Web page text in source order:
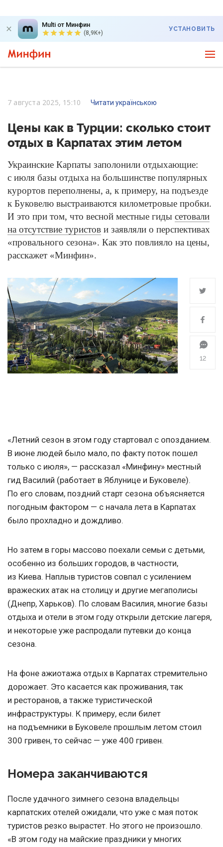
Multi от Минфин
(8,9K+)
УСТАНОВИТЬ
7 августа 2025, 15:10 Читати українською
Цены как в Турции: сколько стоит
отдых в Карпатах этим летом
Украинские Карпаты заполонили отдыхающие:
с июля базы отдыха на большинстве популярных
курортов переполнены, а, к примеру, на подъезде
к Буковелю выстраиваются километровые пробки.
И это при том, что весной местные гиды сетовали
на отсутствие туристов и заявляли о перспективах
«провального сезона». Как это повлияло на цены,
расскажет «Минфин».
12
«Летний сезон в этом году стартовал с опозданием.
В июне людей было мало, по факту поток пошел
только с июля», — рассказал «Минфину» местный
гид Василий (работает в Яблунице и Буковеле).
По его словам, поздний старт сезона объясняется
погодным фактором — с начала лета в Карпатах
было прохладно и дождливо.
Но затем в горы массово поехали семьи с детьми,
особенно из больших городов, в частности,
из Киева. Наплыв туристов совпал с усилением
вражеских атак на столицу и другие мегаполисы
(Днепр, Харьков). По словам Василия, многие базы
отдыха и отели в этом году открыли детские лагеря,
и некоторые уже распродали путевки до конца
сезона.
На фоне ажиотажа отдых в Карпатах стремительно
дорожает. Это касается как проживания, так
и ресторанов, а также туристической
инфраструктуры. К примеру, если билет
на подъемники в Буковеле прошлым летом стоил
300 гривен, то сейчас — уже 400 гривен.
Номера заканчиваются
После удачного зимнего сезона владельцы
карпатских отелей ожидали, что уже с мая поток
туристов резко вырастет. Но этого не произошло.
«В этом году на майские праздники у многих